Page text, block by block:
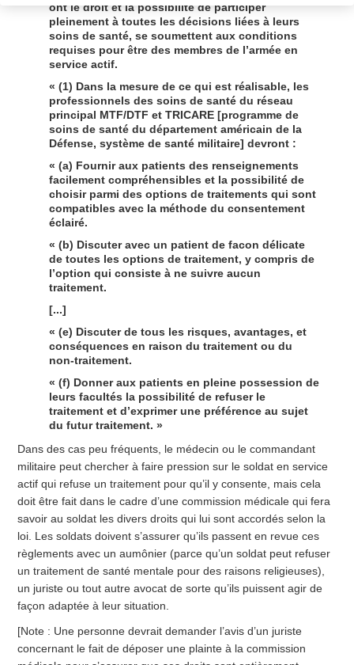
ont le droit et la possibilité de participer
pleinement à toutes les décisions liées à leurs
soins de santé, se soumettent aux conditions
requises pour être des membres de l’armée en
service actif.
« (1) Dans la mesure de ce qui est réalisable, les
professionnels des soins de santé du réseau
principal MTF/DTF et TRICARE [programme de
soins de santé du département américain de la
Défense, système de santé militaire] devront :
« (a) Fournir aux patients des renseignements
facilement compréhensibles et la possibilité de
choisir parmi des options de traitements qui sont
compatibles avec la méthode du consentement
éclairé.
« (b) Discuter avec un patient de facon délicate
de toutes les options de traitement, y compris de
l’option qui consiste à ne suivre aucun
traitement.
[...]
« (e) Discuter de tous les risques, avantages, et
conséquences en raison du traitement ou du
non-traitement.
« (f) Donner aux patients en pleine possession de
leurs facultés la possibilité de refuser le
traitement et d’exprimer une préférence au sujet
du futur traitement. »
Dans des cas peu fréquents, le médecin ou le commandant
militaire peut chercher à faire pression sur le soldat en service
actif qui refuse un traitement pour qu’il y consente, mais cela
doit être fait dans le cadre d’une commission médicale qui fera
savoir au soldat les divers droits qui lui sont accordés selon la
loi. Les soldats doivent s’assurer qu’ils passent en revue ces
règlements avec un aumônier (parce qu’un soldat peut refuser
un traitement de santé mentale pour des raisons religieuses),
un juriste ou tout autre avocat de sorte qu’ils puissent agir de
façon adaptée à leur situation.
[Note : Une personne devrait demander l’avis d’un juriste
concernant le fait de déposer une plainte à la commission